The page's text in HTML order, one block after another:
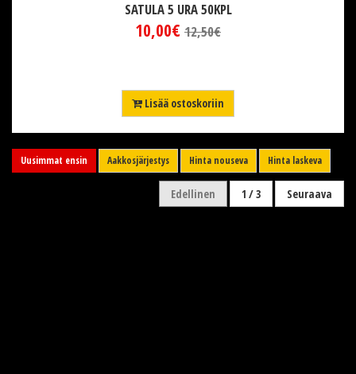
SATULA 5 URA 50KPL
10,00€ 12,50€
Lisää ostoskoriin
Uusimmat ensin Aakkosjärjestys Hinta nouseva Hinta laskeva
Edellinen 1 / 3 Seuraava